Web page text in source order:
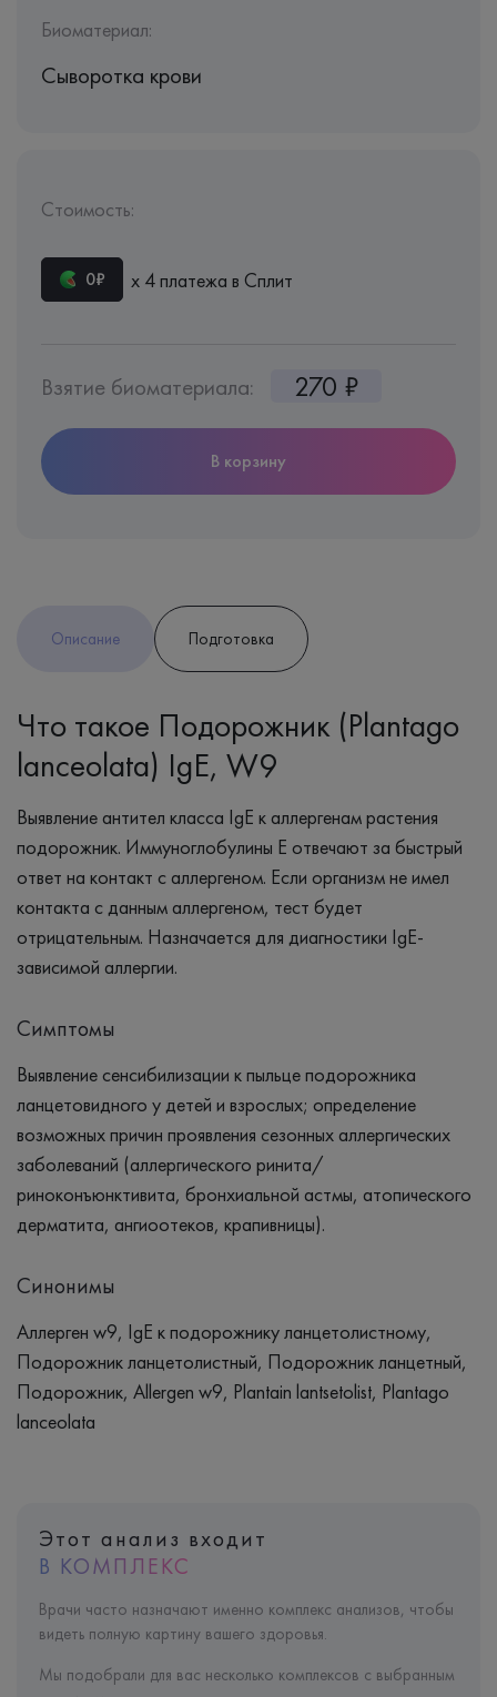
Биоматериал:
Сыворотка крови
Стоимость:
0₽ х 4 платежа в Сплит
Взятие биоматериала: 270 ₽
В корзину
Описание Подготовка
Что такое Подорожник (Plantago
lanceolata) IgE, W9
Выявление антител класса IgЕ к аллергенам растения
подорожник. Иммуноглобулины Е отвечают за быстрый
ответ на контакт с аллергеном. Если организм не имел
контакта с данным аллергеном, тест будет
отрицательным. Назначается для диагностики IgE-
зависимой аллергии.
Симптомы
Выявление сенсибилизации к пыльце подорожника
ланцетовидного у детей и взрослых; определение
возможных причин проявления сезонных аллергических
заболеваний (аллергического ринита/
риноконъюнктивита, бронхиальной астмы, атопического
дерматита, ангиоотеков, крапивницы).
Синонимы
Аллерген w9, IgЕ к подорожнику ланцетолистному,
Подорожник ланцетолистный, Подорожник ланцетный,
Подорожник, Allergen w9, Plantain lantsetolist, Plantago
lanceolata
Этот анализ входит
В КОМПЛЕКС
Врачи часто назначают именно комплекс анализов, чтобы
видеть полную картину вашего здоровья.
Мы подобрали для вас несколько комплексов с выбранным